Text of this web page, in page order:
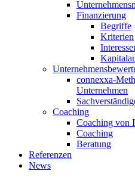
Finanzierung
Begriffe
Kriterien
connexxa-
Unternehmen
Coaching
Coaching von
Coaching
Beratung
Referenzen
News